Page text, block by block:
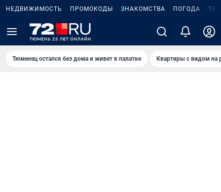
НЕДВИЖИМОСТЬ ПРОМОКОДЫ ЗНАКОМСТВА ПОГОДА
Тюменец остался без дома и живет в палатке Квартиры с видом на